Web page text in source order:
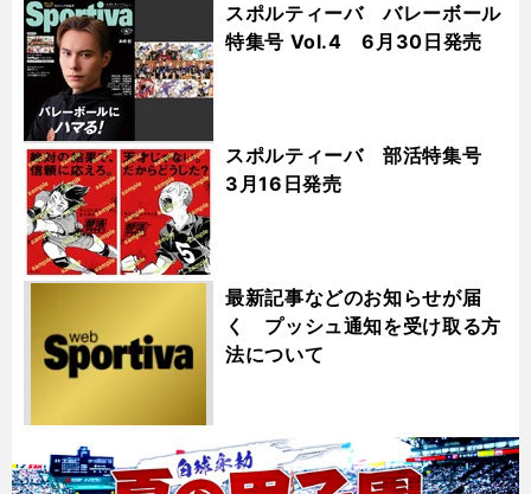
スポルティーバ バレーボール
特集号 Vol.4 6月30日発売
スポルティーバ 部活特集号
3月16日発売
最新記事などのお知らせが届
く プッシュ通知を受け取る方
法について